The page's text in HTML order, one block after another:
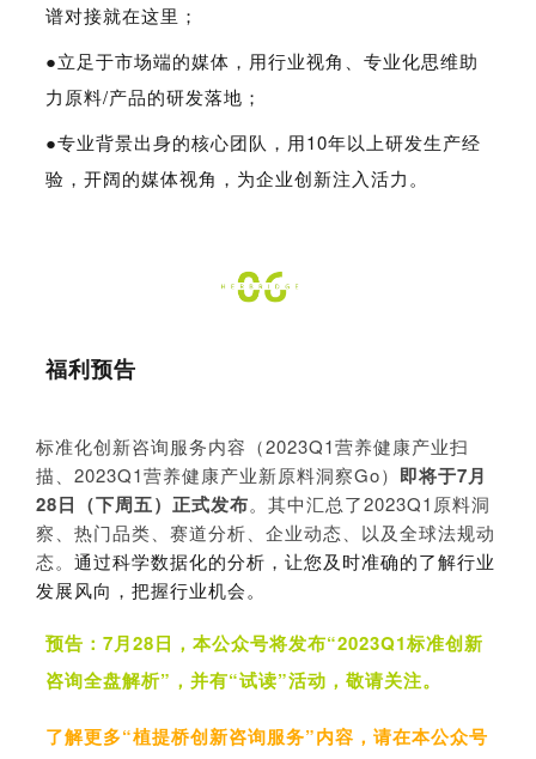
谱对接就在这里；
●立足于市场端的媒体，用行业视角、专业化思维助
力原料/产品的研发落地；
●专业背景出身的核心团队，用10年以上研发生产经
验，开阔的媒体视角，为企业创新注入活力。
福利预告
标准化创新咨询服务内容（2023Q1营养健康产业扫
描、2023Q1营养健康产业新原料洞察Go） 即将于7月
28日（下周五）正式发布。其中汇总了2023Q1原料洞
察、热门品类、赛道分析、企业动态、以及全球法规动
态。 通过科学数据化的分析，让您及时准确的了解行业
发展风向，把握行业机会。
预告：7月28日，本公众号将发布“2023Q1标准创新
咨询全盘解析”，并有“试读”活动，敬请关注。
了解更多“植提桥创新咨询服务”内容，请在本公众号